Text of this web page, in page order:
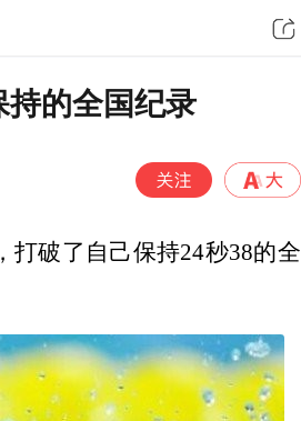
持的全国纪录
打破了自己保持24秒38的全